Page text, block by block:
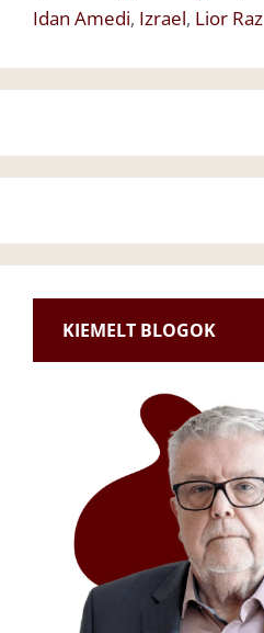
Idan Amedi, Izrael, Lior Raz
KIEMELT BLOGOK